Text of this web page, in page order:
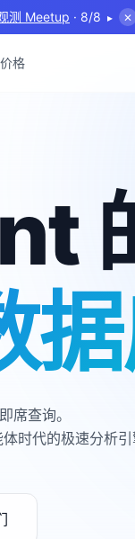
for the Agentic Era ·
价格
席查询。
时代的极速分析引